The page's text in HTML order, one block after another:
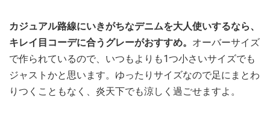
カジュアル路線にいきがちなデニムを大人使いするなら、
キレイ目コーデに合うグレーがおすすめ。 オーバーサイズ
で作られているので、いつもよりも1つ小さいサイズでも
ジャストかと思います。ゆったりサイズなので足にまとわ
りつくこともなく、炎天下でも涼しく過ごせますよ。